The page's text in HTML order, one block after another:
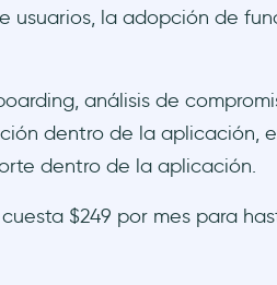
usuarios, la adopción de
análisis de
dentro de la aplicación,
dentro de la aplicación.
$249 por mes para